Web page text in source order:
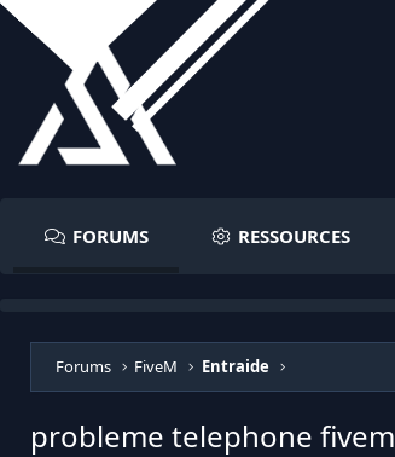
FORUMS RESSOURCES
Forums FiveM Entraide
probleme telephone fivem